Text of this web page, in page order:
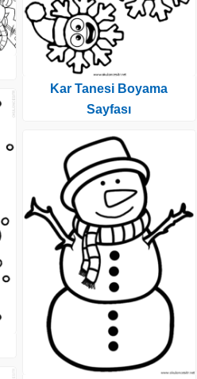
Kar Tanesi Boyama
Sayfası